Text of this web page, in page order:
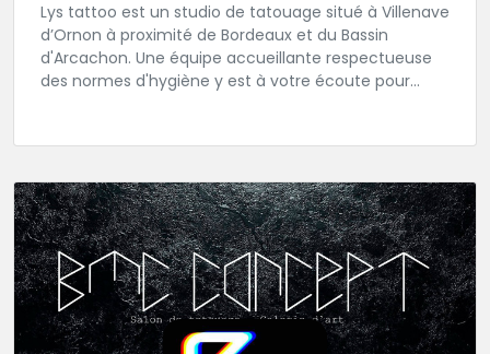
Lys tattoo est un studio de tatouage situé à Villenave
d’Ornon à proximité de Bordeaux et du Bassin
d'Arcachon. Une équipe accueillante respectueuse
des normes d'hygiène y est à votre écoute pour